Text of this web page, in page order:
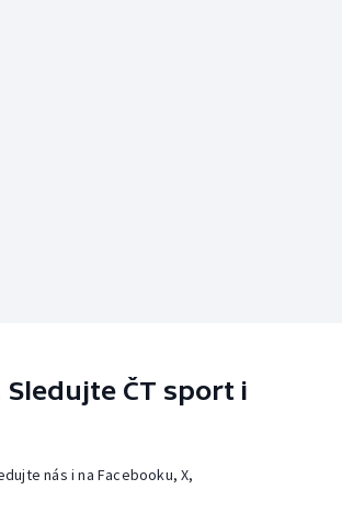
ČT sport i
nás i na Facebooku, X,